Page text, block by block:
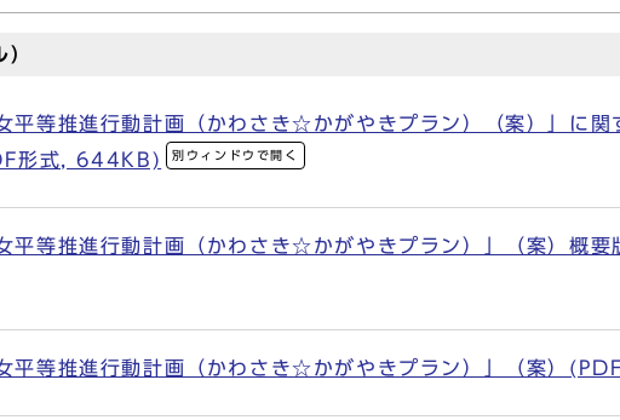
平等推進行動計画（かわさき☆かがやきプラン）（案）」に
形式, 644KB)
別ウィンドウで開く
平等推進行動計画（かわさき☆かがやきプラン）」（案）概
平等推進行動計画（かわさき☆かがやきプラン）」（案）